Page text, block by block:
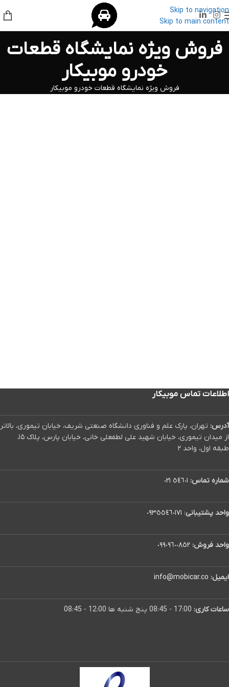
Skip to navigation
Skip to main content
فروش ویژه نمایشگاه قطعات
خودرو موبیکار
فروش ویژه نمایشگاه قطعات خودرو موبیکار
اطلاعات تماس موبیکار
آدرس: تهران، پارک علم و فناوری دانشگاه صنعتی شریف، خیابان تیموری، بالاتر
از میدان تیموری، خیابان شهید علی لطفعلی خانی، خیابان پارس، پلاک ۱۵،
طبقه اول، واحد ۲
شماره تماس: ٥٤٦٠١ ٠٢١
واحد پشتیبانی: ٠٩٣٥٥٤٦٠١٧١
واحد فروش: ٠٩٩٠٩٦٠٠٨٥٢
ایمیل: info@mobicar.co
ساعات کاری: